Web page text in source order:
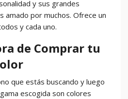
y sus grandes
amado por muchos. Ofrece un
y cada uno.
de Comprar tu
que estás buscando y luego
escogida son colores